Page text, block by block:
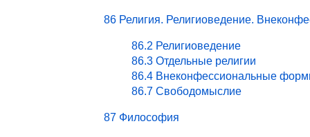
86 Религия. Религиоведение.
86.2 Религиоведение
86.3 Отдельные религии
86.4 Внеконфессиональные
86.7 Свободомыслие
87 Философия